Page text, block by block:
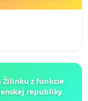
Žilinku z funkcie
republiky.